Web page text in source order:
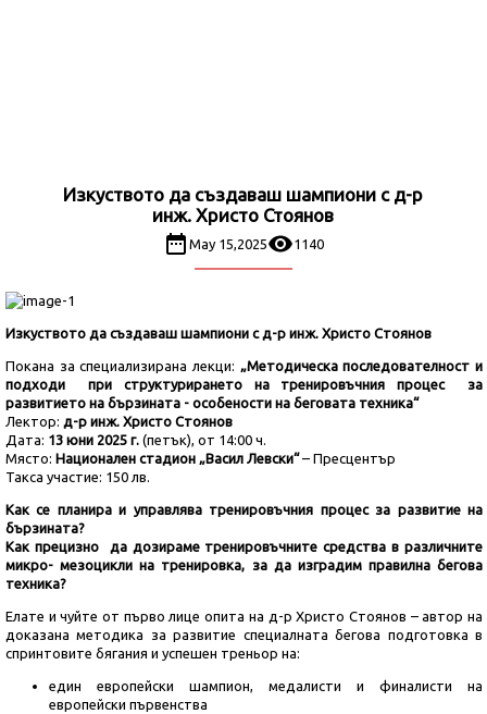
Изкуството да създаваш шампиони с д-р
инж. Христо Стоянов
May 15,2025 1140
Изкуството да създаваш шампиони с д-р инж. Христо Стоянов
Покана за специализирана лекци: „Методическа последователност и
подходи при структурирането на тренировъчния процес за
развитието на бързината - особености на беговата техника“
Лектор: д-р инж. Христо Стоянов
Дата: 13 юни 2025 г. (петък), от 14:00 ч.
Място: Национален стадион „Васил Левски“– Пресцентър
Такса участие: 150 лв.
Как се планира и управлява тренировъчния процес за развитие на
бързината?
Как прецизно да дозираме тренировъчните средства в различните
микро- мезоцикли на тренировка, за да изградим правилна бегова
техника?
Елате и чуйте от първо лице опита на д-р Христо Стоянов – автор на
доказана методика за развитие специалната бегова подготовка в
спринтовите бягания и успешен треньор на:
един европейски шампион, медалисти и финалисти на
европейски първенства